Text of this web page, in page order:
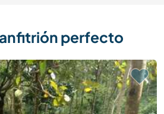
perfecto